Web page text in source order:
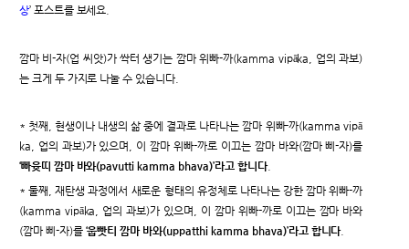
상’ 포스트를 보세요.
깜마 비-자(업 씨앗)가 싹터 생기는 깜마 위빠-까(kamma vipāka, 업의 과보)
는 크게 두 가지로 나눌 수 있습니다.
* 첫째, 현생이나 내생의 삶 중에 결과로 나타나는 깜마 위빠-까(kamma vipā
ka, 업의 과보)가 있으며, 이 깜마 위빠-까로 이끄는 깜마 바와(깜마 삐-자)를
‘빠윳띠 깜마 바와(pavutti kamma bhava)’라고 합니다.
* 둘째, 재탄생 과정에서 새로운 형태의 유정체로 나타나는 강한 깜마 위빠-까
(kamma vipāka, 업의 과보)가 있으며, 이 깜마 위빠-까로 이끄는 깜마 바와
(깜마 삐-자)를 ‘웁빳티 깜마 바와(uppatthi kamma bhava)’라고 합니다.